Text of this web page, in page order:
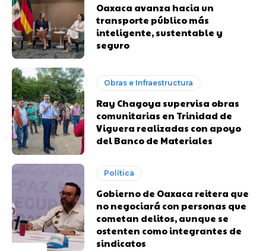
Oaxaca avanza hacia un
transporte público más
inteligente, sustentable y
seguro
Obras e Infraestructura
Ray Chagoya supervisa obras
comunitarias en Trinidad de
Viguera realizadas con apoyo
del Banco de Materiales
Política
Gobierno de Oaxaca reitera que
no negociará con personas que
cometan delitos, aunque se
ostenten como integrantes de
sindicatos